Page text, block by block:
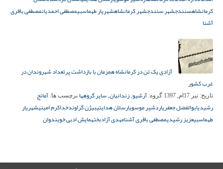
کرمانشاهسنندجشهر سنندجشهر کرمانشاهشهریار طهماسبیمصطفی احمدیانمصطفی باقری
آشنا
آزادی یک تن در کرمانشاه همزمان با بازداشت پرتعداد شهروندان در
غرب کشور
تاریخ: تیر 17ام, 1397 گروه: آرشیو, زندانیان, سایر گروهها برچسب ها: آمانج
رشیدیابوالفضل جعفریاردشیر موسویارسلان هدایتیبیژن گراوندخداکرم امینیشهریار
طهماسبیعزیز رشیدیمصطفی باقری آشنامهدی آزادبختهمایش ادبی خویندوان